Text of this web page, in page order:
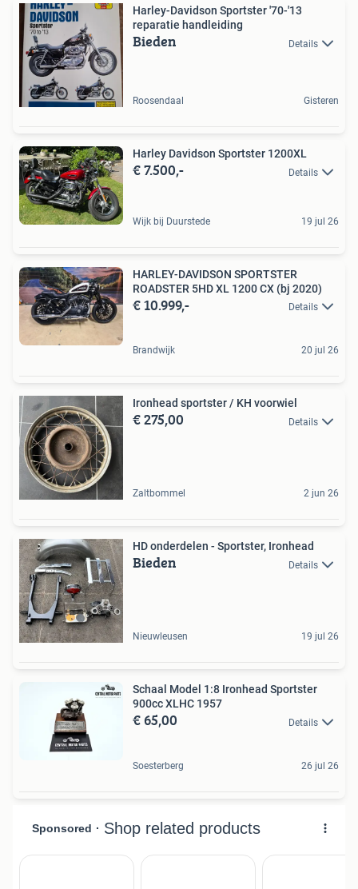
Harley-Davidson Sportster '70-'13
reparatie handleiding
Bieden Details
Roosendaal Gisteren
Harley Davidson Sportster 1200XL
€ 7.500,- Details
Wijk bij Duurstede 19 jul 26
HARLEY-DAVIDSON SPORTSTER
ROADSTER 5HD XL 1200 CX (bj 2020)
€ 10.999,- Details
Brandwijk 20 jul 26
Ironhead sportster / KH voorwiel
€ 275,00 Details
Zaltbommel 2 jun 26
HD onderdelen - Sportster, Ironhead
Bieden Details
Nieuwleusen 19 jul 26
Schaal Model 1:8 Ironhead Sportster
900cc XLHC 1957
€ 65,00 Details
Soesterberg 26 jul 26